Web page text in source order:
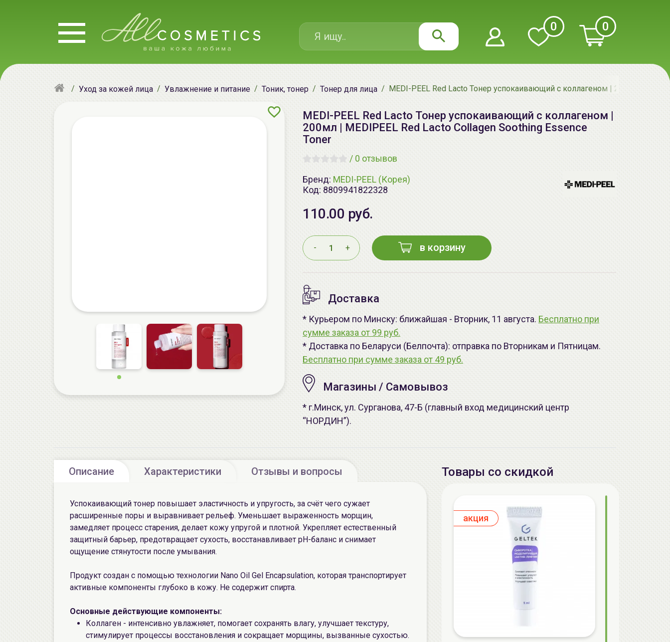
0 0
Уход за кожей лица Увлажнение и питание Тоник, тонер Тонер для лица MEDI-PEEL Red Lacto Тонер успокаивающий с коллагеном | 200мл |
MEDI-PEEL Red Lacto Тонер успокаивающий с коллагеном |
200мл | MEDIPEEL Red Lacto Collagen Soothing Essence
Toner
/ 0 отзывов
Бренд: MEDI-PEEL (Корея)
Код: 8809941822328
110.00 руб.
- + в корзину
Доставка
* Курьером по Минску: ближайшая - Вторник, 11 августа. Бесплатно при
сумме заказа от 99 руб.
* Доставка по Беларуси (Белпочта): отправка по Вторникам и Пятницам.
Бесплатно при сумме заказа от 49 руб.
Магазины / Самовывоз
* г.Минск, ул. Сурганова, 47-Б (главный вход медицинский центр
“НОРДИН”).
Описание Характеристики Отзывы и вопросы
Успокаивающий тонер повышает эластичность и упругость, за счёт чего сужает
расширенные поры и выравнивает рельеф. Уменьшает выраженность морщин,
замедляет процесс старения, делает кожу упругой и плотной. Укрепляет естественный
защитный барьер, предотвращает сухость, восстанавливает pH-баланс и снимает
ощущение стянутости после умывания.
Продукт создан с помощью технологии Nano Oil Gel Encapsulation, которая транспортирует
активные компоненты глубоко в кожу. Не содержит спирта.
Основные действующие компоненты:
Коллаген - интенсивно увлажняет, помогает сохранять влагу, улучшает текстуру,
стимулирует процессы восстановления и сокращает морщины, вызванные сухостью.
Товары со скидкой
aкция